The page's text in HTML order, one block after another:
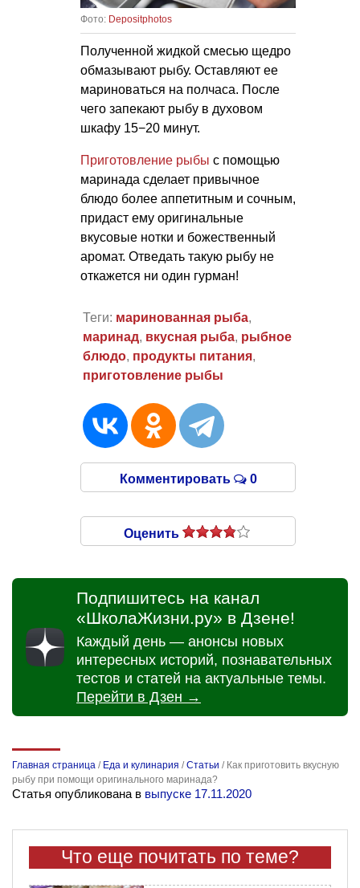
Фото: Depositphotos
Полученной жидкой смесью щедро
обмазывают рыбу. Оставляют ее
мариноваться на полчаса. После
чего запекают рыбу в духовом
шкафу 15−20 минут.
Приготовление рыбы с помощью
маринада сделает привычное
блюдо более аппетитным и сочным,
придаст ему оригинальные
вкусовые нотки и божественный
аромат. Отведать такую рыбу не
откажется ни один гурман!
Теги: маринованная рыба,
маринад, вкусная рыба, рыбное
блюдо, продукты питания,
приготовление рыбы
Комментировать 0
Оценить
Подпишитесь на канал
«ШколаЖизни.ру» в Дзене!
Каждый день — анонсы новых
интересных историй, познавательных
тестов и статей на актуальные темы.
Перейти в Дзен →
Главная страница / Еда и кулинария /Статьи / Как приготовить вкусную
рыбу при помощи оригинального маринада?
Статья опубликована в выпуске 17.11.2020
Что еще почитать по теме?